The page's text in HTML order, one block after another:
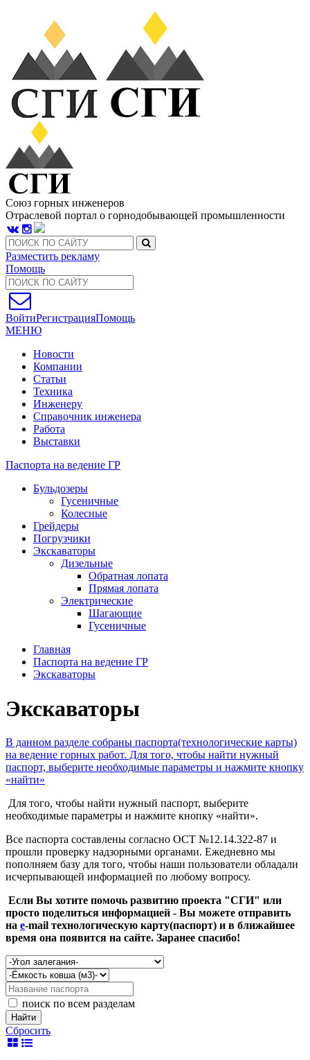
Союз горных инженеров
Отраслевой портал о горнодобывающей промышленности
Разместить рекламу
Помощь
ВойтиРегистрацияПомощь
МЕНЮ
Новости
Компании
Статьи
Техника
Инженеру
Справочник инженера
Работа
Выставки
Паспорта на ведение ГР
Бульдозеры
Гусеничные
Колесные
Грейдеры
Погрузчики
Экскаваторы
Дизельные
Обратная лопата
Прямая лопата
Электрические
Шагающие
Гусеничные
Главная
Паспорта на ведение ГР
Экскаваторы
Экскаваторы
В данном разделе собраны паспорта(технологические карты)
на ведение горных работ. Для того, чтобы найти нужный
паспорт, выберите необходимые параметры и нажмите кнопку
«найти»
Для того, чтобы найти нужный паспорт, выберите
необходимые параметры и нажмите кнопку «найти».
Все паспорта составлены согласно ОСТ №12.14.322-87 и
прошли проверку надзорными органами. Ежедневно мы
пополняем базу для того, чтобы наши пользователи обладали
исчерпывающей информацией по любому вопросу.
Если Вы хотите помочь развитию проекта "СГИ" или
просто поделиться информацией - Вы можете отправить
на e-mail технологическую карту(паспорт) и в ближайшее
время она появится на сайте. Заранее спасибо!
поиск по всем разделам
Найти
Сбросить